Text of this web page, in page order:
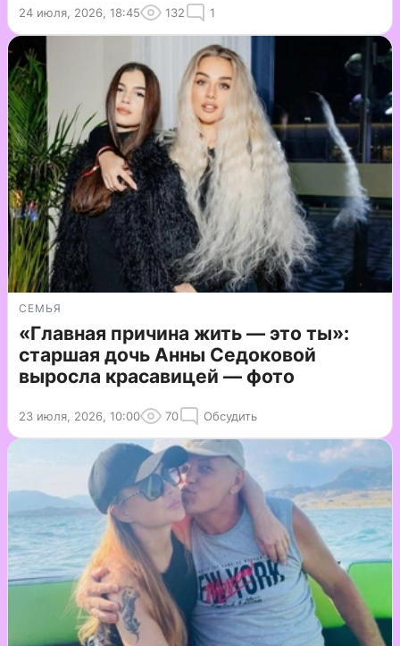
24 июля, 2026, 18:45 132 1
СЕМЬЯ
«Главная причина жить — это ты»:
старшая дочь Анны Седоковой
выросла красавицей — фото
23 июля, 2026, 10:00 70 Обсудить